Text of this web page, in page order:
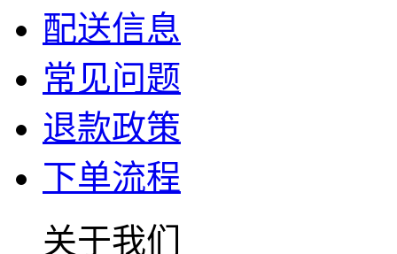
配送信息
常见问题
退款政策
下单流程
关于我们